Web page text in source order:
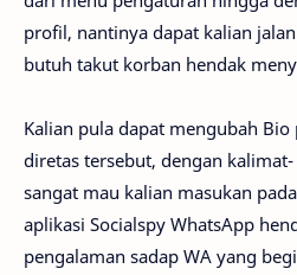
profil, nantinya dapat kalian
butuh takut korban hendak
Kalian pula dapat mengubah
diretas tersebut, dengan
sangat mau kalian masukan
aplikasi Socialspy WhatsApp
pengalaman sadap WA yang